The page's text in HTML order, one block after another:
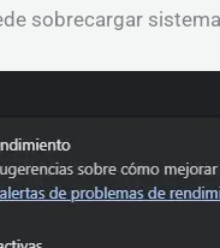
sobrecargar